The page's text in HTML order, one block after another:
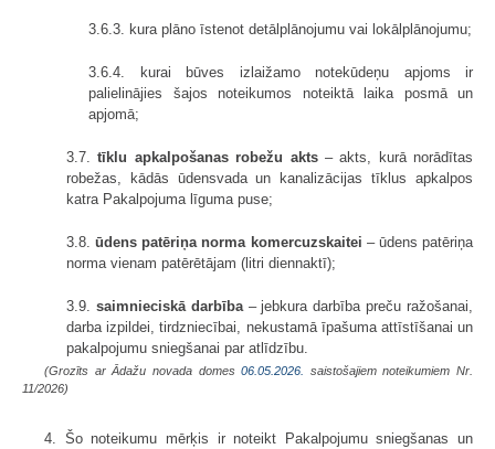
3.6.3. kura plāno īstenot detālplānojumu vai lokālplānojumu;
3.6.4. kurai būves izlaižamo notekūdeņu apjoms ir
palielinājies šajos noteikumos noteiktā laika posmā un
apjomā;
3.7.tīklu apkalpošanas robežu akts– akts, kurā norādītas
robežas, kādās ūdensvada un kanalizācijas tīklus apkalpos
katra Pakalpojuma līguma puse;
3.8.ūdens patēriņa norma komercuzskaitei – ūdens patēriņa
norma vienam patērētājam (litri diennaktī);
3.9. saimnieciskā darbība– jebkura darbība preču ražošanai,
darba izpildei, tirdzniecībai, nekustamā īpašuma attīstīšanai un
pakalpojumu sniegšanai par atlīdzību.
(Grozīts ar Ādažu novada domes06.05.2026.
saistošajiem noteikumiem Nr.
11/2026)
4. Šo noteikumu mērķis ir noteikt Pakalpojumu sniegšanas un